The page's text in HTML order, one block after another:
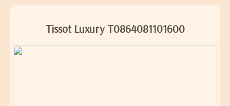
Tissot Luxury T0864081101600